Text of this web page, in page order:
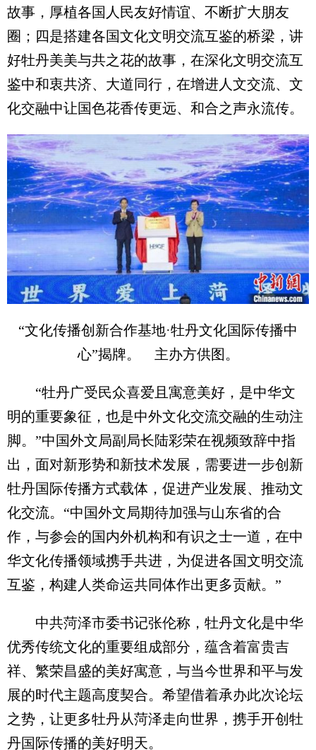
故事，厚植各国人民友好情谊、不断扩大朋友
圈；四是搭建各国文化文明交流互鉴的桥梁，讲
好牡丹美美与共之花的故事，在深化文明交流互
鉴中和衷共济、大道同行，在增进人文交流、文
化交融中让国色花香传更远、和合之声永流传。
“文化传播创新合作基地·牡丹文化国际传播中
心”揭牌。 主办方供图。
“牡丹广受民众喜爱且寓意美好，是中华文
明的重要象征，也是中外文化交流交融的生动注
脚。”中国外文局副局长陆彩荣在视频致辞中指
出，面对新形势和新技术发展，需要进一步创新
牡丹国际传播方式载体，促进产业发展、推动文
化交流。“中国外文局期待加强与山东省的合
作，与参会的国内外机构和有识之士一道，在中
华文化传播领域携手共进，为促进各国文明交流
互鉴，构建人类命运共同体作出更多贡献。”
中共菏泽市委书记张伦称，牡丹文化是中华
优秀传统文化的重要组成部分，蕴含着富贵吉
祥、繁荣昌盛的美好寓意，与当今世界和平与发
展的时代主题高度契合。希望借着承办此次论坛
之势，让更多牡丹从菏泽走向世界，携手开创牡
丹国际传播的美好明天。